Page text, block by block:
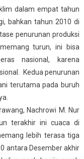
dalam empat tahun
bahkan tahun 2010 di
penurunan produksi
turun, ini bisa
nasional, karena
Kedua penurunan
terutama pada buruh
Nachrowi M. Nur
terakhir ini cuaca di
lebih terasa tiga
antara Desember akhir